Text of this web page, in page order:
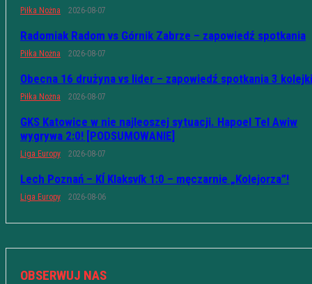
Piłka Nożna 2026-08-07
Radomiak Radom vs Górnik Zabrze – zapowiedź spotkania
Piłka Nożna 2026-08-07
Obecna 16 drużyna vs lider – zapowiedź spotkania 3 kolejki
Piłka Nożna 2026-08-07
GKS Katowice w nie najleoszej sytuacji. Hapoel Tel Awiw
wygrywa 2:0! [PODSUMOWANIE]
Liga Europy 2026-08-07
Lech Poznań – KÍ Klaksvík 1:0 – męczarnie „Kolejorza”!
Liga Europy 2026-08-06
OBSERWUJ NAS